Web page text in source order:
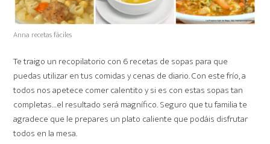
Anna recetas fáciles
Te traigo un recopilatorio con 6 recetas de sopas para que
puedas utilizar en tus comidas y cenas de diario. Con este frío, a
todos nos apetece comer calentito y si es con estas sopas tan
completas…el resultado será magnífico. Seguro que tu familia te
agradece que le prepares un plato caliente que podáis disfrutar
todos en la mesa.